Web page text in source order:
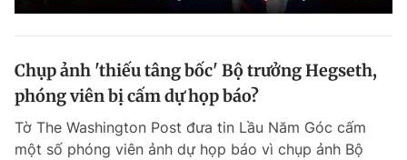
Chụp ảnh 'thiếu tâng bốc' Bộ trưởng Hegseth,
phóng viên bị cấm dự họp báo?
Tờ The Washington Post đưa tin Lầu Năm Góc cấm
một số phóng viên ảnh dự họp báo vì chụp ảnh Bộ